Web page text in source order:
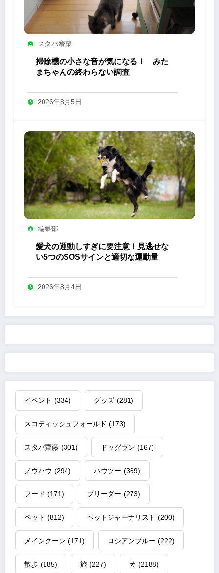
スタパ齋藤
掃除機の小さな音が気になる！ みた
まちゃんの終わらない調査
2026年8月5日
編集部
愛犬の運動しすぎに要注意！見逃せな
い5つのSOSサインと適切な運動量
2026年8月4日
イベント (334) グッズ (281)
スコティッシュフォールド (173)
スタパ齋藤 (301) ドッグラン (167)
ノウハウ (294) ハウツー (369)
フード (171) ブリーダー (273)
ペット (812) ペットジャーナリスト (200)
メインクーン (171) ロシアンブルー (222)
散歩 (185) 旅 (227) 犬 (2188)